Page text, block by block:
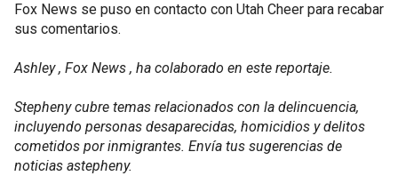
Fox News se puso en contacto con Utah Cheer para recabar
sus comentarios.
Ashley , Fox News , ha colaborado en este reportaje.
Stepheny cubre temas relacionados con la delincuencia,
incluyendo personas desaparecidas, homicidios y delitos
cometidos por inmigrantes. Envía tus sugerencias de
noticias astepheny.